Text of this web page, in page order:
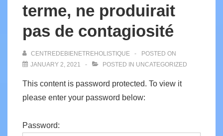
terme, ne produirait
pas de contagiosité
CENTREDEBIENETREHOLISTIQUE
POSTED ON
JANUARY 2, 2021
POSTED IN UNCATEGORIZED
This content is password protected. To view it
please enter your password below:
Password: